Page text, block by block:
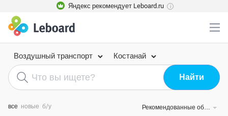
Яндекс рекомендует Leboard.ru i
Воздушный транспорт Костанай
все новые б/у Рекомендованные объявления